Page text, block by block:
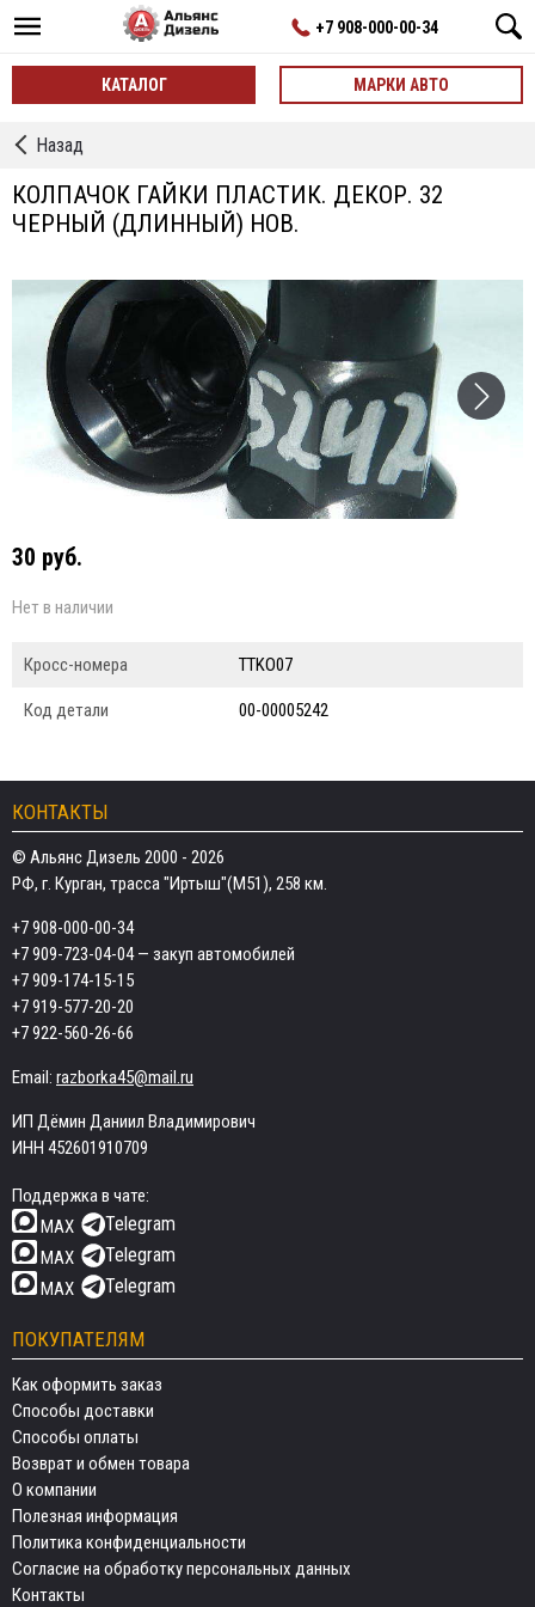
+7 908-000-00-34
КАТАЛОГ МАРКИ АВТО
←
перефирия
для
авто
Назад
КОЛПАЧОК ГАЙКИ ПЛАСТИК. ДЕКОР. 32
ЧЕРНЫЙ (ДЛИННЫЙ) НОВ.
30 руб.
Нет в наличии
Кросс-номера TTKO07
Код детали 00-00005242
КОНТАКТЫ
© Альянс Дизель 2000 - 2026
РФ, г. Курган, трасса "Иртыш"(М51), 258 км.
+7 908-000-00-34
+7 909-723-04-04— закуп автомобилей
+7 909-174-15-15
+7 919-577-20-20
+7 922-560-26-66
Email: razborka45@mail.ru
ИП Дёмин Даниил Владимирович
ИНН 452601910709
Поддержка в чате:
MAX
Telegram
MAX Telegram
MAX Telegram
ПОКУПАТЕЛЯМ
Как оформить заказ
Способы доставки
Способы оплаты
Возврат и обмен товара
О компании
Полезная информация
Политика конфиденциальности
Согласие на обработку персональных данных
Контакты